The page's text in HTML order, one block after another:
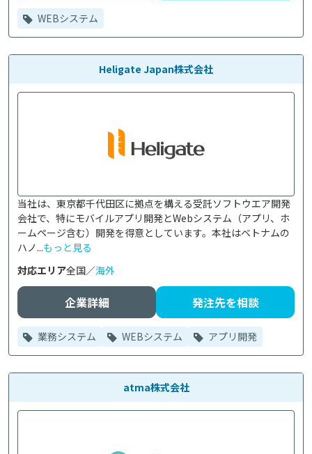
WEBシステム
Heligate Japan株式会社
当社は、東京都千代田区に拠点を構える受託ソフトウエア開発
会社で、特にモバイルアプリ開発とWebシステム（アプリ、ホ
ームページ含む）開発を得意としています。本社はベトナムの
ハノ...もっと見る
対応エリア全国／海外
企業詳細 発注先を相談
業務システム WEBシステム アプリ開発
atma株式会社